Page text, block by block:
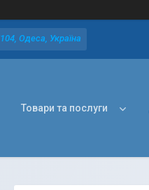
Одеса, Україна
Товари та послуги